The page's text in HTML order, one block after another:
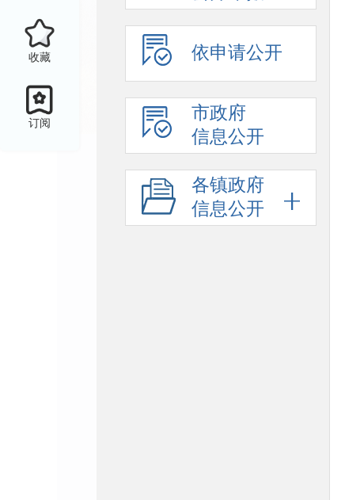
收藏
订阅
依申请公开
市政府
信息公开
各镇政府
信息公开